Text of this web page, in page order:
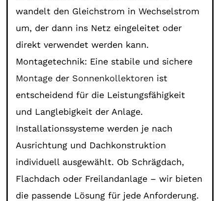
wandelt den Gleichstrom in Wechselstrom
um, der dann ins Netz eingeleitet oder
direkt verwendet werden kann.
Montagetechnik: Eine stabile und sichere
Montage der Sonnenkollektoren ist
entscheidend für die Leistungsfähigkeit
und Langlebigkeit der Anlage.
Installationssysteme werden je nach
Ausrichtung und Dachkonstruktion
individuell ausgewählt. Ob Schrägdach,
Flachdach oder Freilandanlage – wir bieten
die passende Lösung für jede Anforderung.